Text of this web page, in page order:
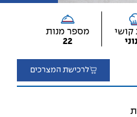
קושי
מספר מנות
22
לרכישת המצרכים